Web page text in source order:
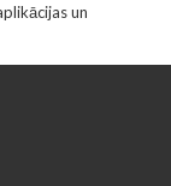
un